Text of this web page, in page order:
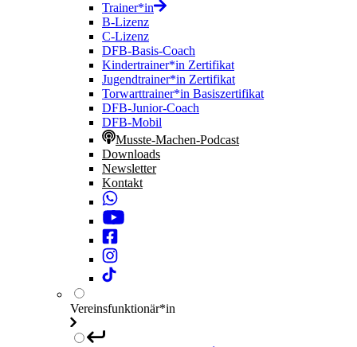
Trainer*in
B-Lizenz
C-Lizenz
DFB-Basis-Coach
Kindertrainer*in Zertifikat
Jugendtrainer*in Zertifikat
Torwarttrainer*in Basiszertifikat
DFB-Junior-Coach
DFB-Mobil
Musste-Machen-Podcast
Downloads
Newsletter
Kontakt
Vereinsfunktionär*in